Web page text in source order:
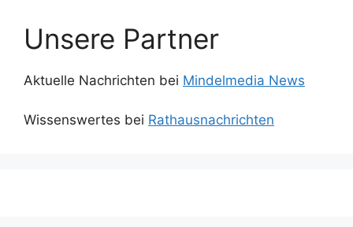
Unsere Partner
Aktuelle Nachrichten bei Mindelmedia News
Wissenswertes bei Rathausnachrichten